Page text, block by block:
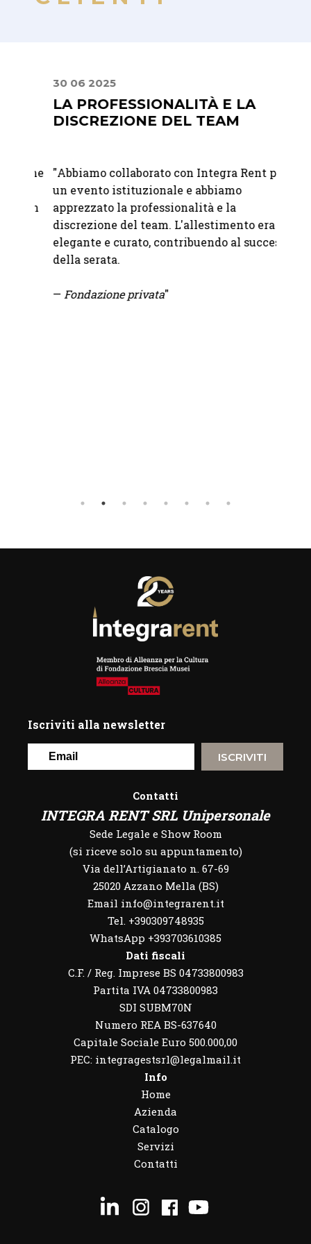
30 06 2025
LA PROFESSIONALITÀ E LA
DISCREZIONE DEL TEAM
"Abbiamo collaborato con Integra Rent per
un evento istituzionale e abbiamo
apprezzato la professionalità e la
discrezione del team. L'allestimento era
elegante e curato, contribuendo al successo
della serata.
Fondazione privata"
Iscriviti alla newsletter
ISCRIVITI
Contatti
INTEGRA RENT SRL Unipersonale
Sede Legale e Show Room
(si riceve solo su appuntamento)
Via dell’Artigianato n. 67-69
25020 Azzano Mella (BS)
Email info@integrarent.it
Tel. +390309748935
WhatsApp +393703610385
Dati fiscali
C.F. / Reg. Imprese BS 04733800983
Partita IVA 04733800983
SDI SUBM70N
Numero REA BS-637640
Capitale Sociale Euro 500.000,00
PEC: integragestsrl@legalmail.it
Info
Home
Azienda
Catalogo
Servizi
Contatti